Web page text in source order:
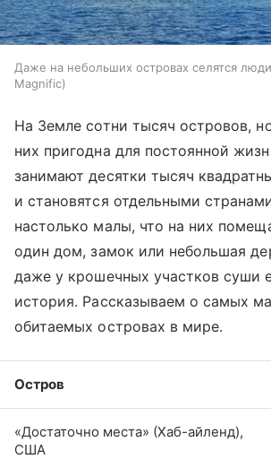
Даже на небольших островах селятся люди
Magnific
На Земле сотни тысяч островов,
них пригодна для постоянной
занимают десятки тысяч
и становятся отдельными
настолько малы, что на них
один дом, замок или небольшая
даже у крошечных участков суши
история. Рассказываем о самых
обитаемых островах в мире.
Остров
«Достаточно места» (Хаб-айленд),
США